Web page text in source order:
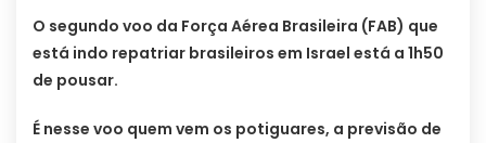
O segundo voo da Força Aérea Brasileira (FAB) que
está indo repatriar brasileiros em Israel está a 1h50
de pousar.
É nesse voo quem vem os potiguares, a previsão de